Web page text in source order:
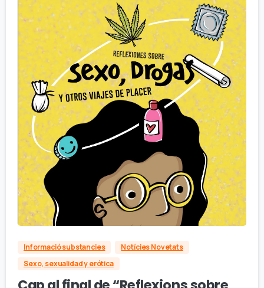
Informació substancies
Notícies Novetats
Sexo, sexualidad y erótica